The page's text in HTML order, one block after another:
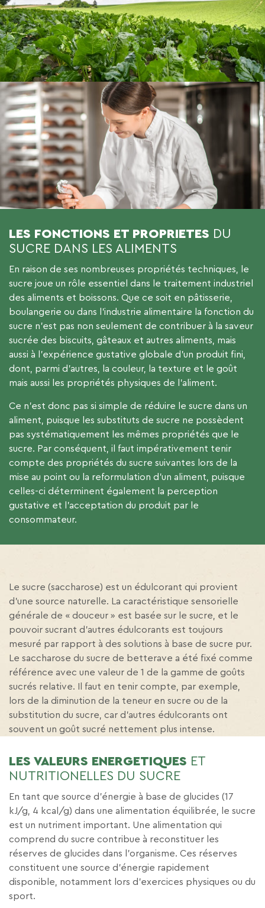
LES FONCTIONS ET PROPRIETES DU
SUCRE DANS LES ALIMENTS
En raison de ses nombreuses propriétés techniques, le
sucre joue un rôle essentiel dans le traitement industriel
des aliments et boissons. Que ce soit en pâtisserie,
boulangerie ou dans l’industrie alimentaire la fonction du
sucre n’est pas non seulement de contribuer à la saveur
sucrée des biscuits, gâteaux et autres aliments, mais
aussi à l’expérience gustative globale d’un produit fini,
dont, parmi d’autres, la couleur, la texture et le goût
mais aussi les propriétés physiques de l’aliment.
Ce n’est donc pas si simple de réduire le sucre dans un
aliment, puisque les substituts de sucre ne possèdent
pas systématiquement les mêmes propriétés que le
sucre. Par conséquent, il faut impérativement tenir
compte des propriétés du sucre suivantes lors de la
mise au point ou la reformulation d’un aliment, puisque
celles-ci déterminent également la perception
gustative et l’acceptation du produit par le
consommateur.
Le sucre (saccharose) est un édulcorant qui provient
d’une source naturelle. La caractéristique sensorielle
générale de « douceur » est basée sur le sucre, et le
pouvoir sucrant d’autres édulcorants est toujours
mesuré par rapport à des solutions à base de sucre pur.
Le saccharose du sucre de betterave a été fixé comme
référence avec une valeur de 1 de la gamme de goûts
sucrés relative. Il faut en tenir compte, par exemple,
lors de la diminution de la teneur en sucre ou de la
substitution du sucre, car d’autres édulcorants ont
souvent un goût sucré nettement plus intense.
LES VALEURS ENERGETIQUES ET
NUTRITIONELLES DU SUCRE
En tant que source d’énergie à base de glucides (17
kJ/g, 4 kcal/g) dans une alimentation équilibrée, le sucre
est un nutriment important. Une alimentation qui
comprend du sucre contribue à reconstituer les
réserves de glucides dans l’organisme. Ces réserves
constituent une source d’énergie rapidement
disponible, notamment lors d’exercices physiques ou du
sport.